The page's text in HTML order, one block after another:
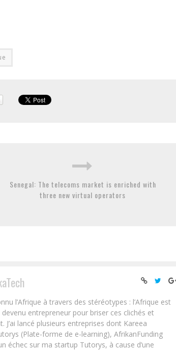
Senegal: The telecoms market is enriched with
three new virtual operators
l’Afrique à travers des stéréotypes : l’Afrique est
entrepreneur pour briser ces clichés et
lancé plusieurs entreprises dont Kareea
(Plate-forme de e-learning), AfrikanFunding
échec sur ma startup Tutorys, à cause d’une